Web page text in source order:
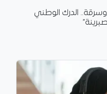
نصب وسرقة.. الدرك الوطني